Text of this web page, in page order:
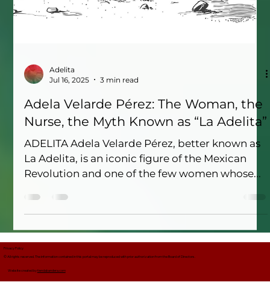
Jul 16, 2025
3 min read
Adela Velarde Pérez: The Woman, the
Nurse, the Myth Known as “La Adelita”
ADELITA Adela Velarde Pérez, better known as
La Adelita, is an iconic figure of the Mexican
Revolution and one of the few women whose...